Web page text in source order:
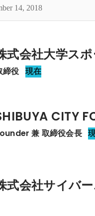
14, 2018
式会社大学ス
締役 現在
CITY
兼 取締役会長
式会社サイバ